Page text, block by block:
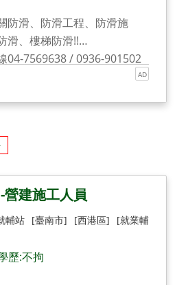
防滑、防滑工程、防滑施
滑、樓梯防滑!!
04-7569638 / 0936-901502
AD
建施工人員
輔站 [臺南市] [西港區]
[就業輔
歷:不拘